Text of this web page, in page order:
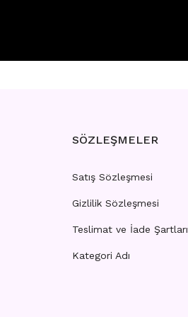
girişi yapınız.
SÖZLEŞMELER
Satış Sözleşmesi
Gizlilik Sözleşmesi
Teslimat ve İade Şartları
Kategori Adı